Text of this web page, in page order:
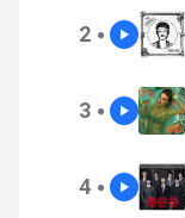
2 ●
3 ●
4 ●